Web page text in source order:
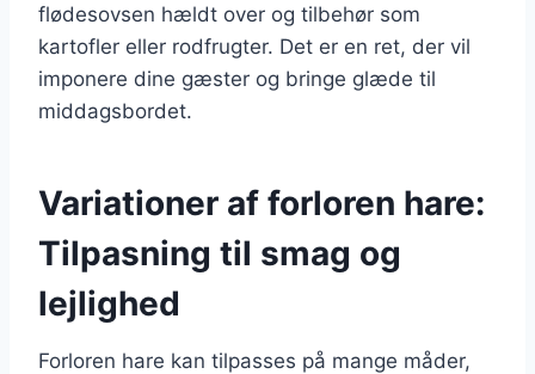
flødesovsen hældt over og tilbehør som
kartofler eller rodfrugter. Det er en ret, der vil
imponere dine gæster og bringe glæde til
middagsbordet.
Variationer af forloren hare:
Tilpasning til smag og
lejlighed
Forloren hare kan tilpasses på mange måder,